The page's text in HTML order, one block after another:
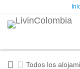
Todos los